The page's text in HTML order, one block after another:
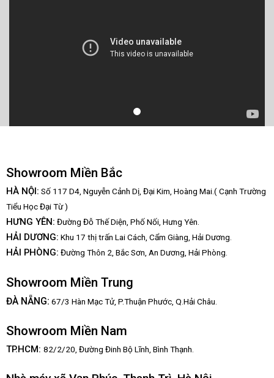
Showroom Miền Bắc
HÀ NỘI: Số 117 D4, Nguyễn Cảnh Dị, Đại Kim, Hoàng Mai.( Cạnh Trường
Tiểu Học Đại Từ )
HƯNG YÊN: Đường Đỗ Thế Diện, Phố Nối, Hưng Yên.
HẢI DƯƠNG: Khu 17 thị trấn Lai Cách, Cẩm Giàng, Hải Dương.
HẢI PHÒNG: Đường Thôn 2, Bắc Sơn, An Dương, Hải Phòng.
Showroom Miền Trung
ĐÀ NẴNG: 67/3 Hàn Mạc Tử, P.Thuận Phước, Q.Hải Châu.
Showroom Miền Nam
TP.HCM: 82/2/20, Đường Đinh Bộ Lĩnh, Bình Thạnh.